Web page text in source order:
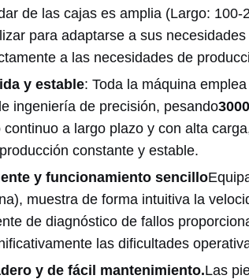
de las cajas es amplia (Largo:
para adaptarse a sus
a las necesidades de
y estable: Toda la máquina
ingeniería de precisión, pesando
a largo plazo y con alta
constante y estable.
y funcionamiento sencillo
muestra de forma intuitiva la
de diagnóstico de fallos
las dificultades
y de fácil mantenimiento.Las